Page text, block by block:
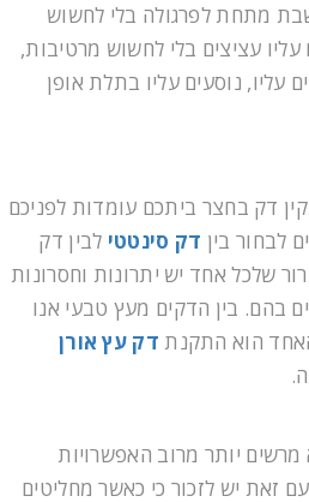
מתחת לפרגולה בלי לחשוש
עציצים בלי לחשוש מרטיבות,
עליו, נוסעים עליו בתלת אופן
דק בחצר ביתכם עומדות לפניכם
לבחור בין דק סינטטי לבין דק
שלכל אחד יש יתרונות וחסרונות
בהם. בין הדקים מעץ טבעי אנו
דק עץ אורן
יותר מרוב האפשרויות
זאת יש לזכור כי כאשר מחליטים